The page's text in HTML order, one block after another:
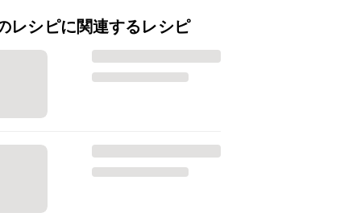
レシピに関連するレシピ